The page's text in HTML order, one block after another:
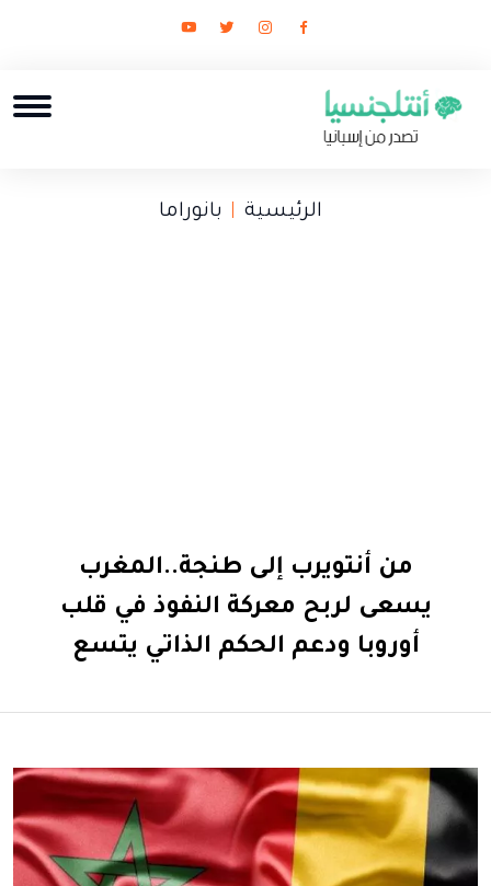
الرئيسية بانوراما
من أنتويرب إلى طنجة..المغرب
يسعى لربح معركة النفوذ في قلب
أوروبا ودعم الحكم الذاتي يتسع